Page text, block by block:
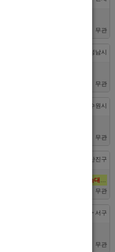
, 호빠알바를 모집합니다
무관
경기 > 성남시
바 분들을 모십니다.
무관
경기 > 수원시
수 구인합니다
무관
부산 > 부산진구
무관
대전 > 서구
가모집합니다!
무관